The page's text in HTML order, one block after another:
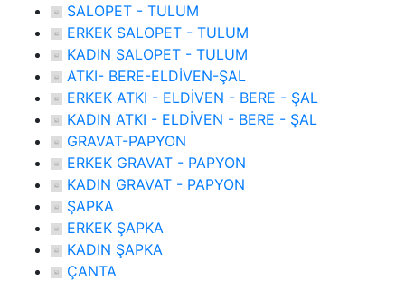
SALOPET - TULUM
ERKEK SALOPET - TULUM
KADIN SALOPET - TULUM
ATKI- BERE-ELDİVEN-ŞAL
ERKEK ATKI - ELDİVEN - BERE - ŞAL
KADIN ATKI - ELDİVEN - BERE - ŞAL
GRAVAT-PAPYON
ERKEK GRAVAT - PAPYON
KADIN GRAVAT - PAPYON
ŞAPKA
ERKEK ŞAPKA
KADIN ŞAPKA
ÇANTA